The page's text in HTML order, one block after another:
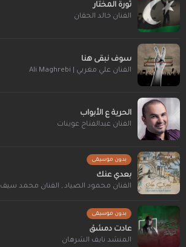
ثورة المختار
الفنان خالد الحقان
سوف نبقى هنا
الفنان علي مغربي | Ali Maghrebi
الحرية ع الأبواب
الفنان عبدالفتاح عوينات
بدون موسيقى
بعدي عنك
الفنان محمود الصياد , الفنان محمد سيف
بدون موسيقى
عادت دمشق
المنشد نايف الشرهان